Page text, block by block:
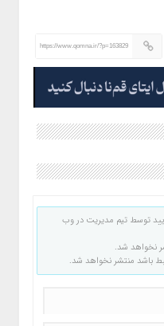
https://www.qomna.ir/?p=163829
توسط تیم مدیریت در وب
نخواهد شد.
باشد منتشر نخواهد شد.